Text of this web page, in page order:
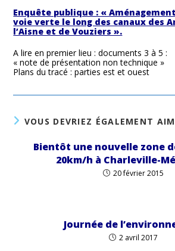
Enquête publique : «
voie verte le long des canaux des
l’Aisne et de Vouziers ».
A lire en premier lieu : documents 3 à 5 :
« note de présentation non technique »
Plans du tracé : parties est et ouest
VOUS DEVRIEZ ÉGALEMENT
Bientôt une nouvelle zone
20km/h à Charleville-
20 février 2015
Journée de
2 avril 2017